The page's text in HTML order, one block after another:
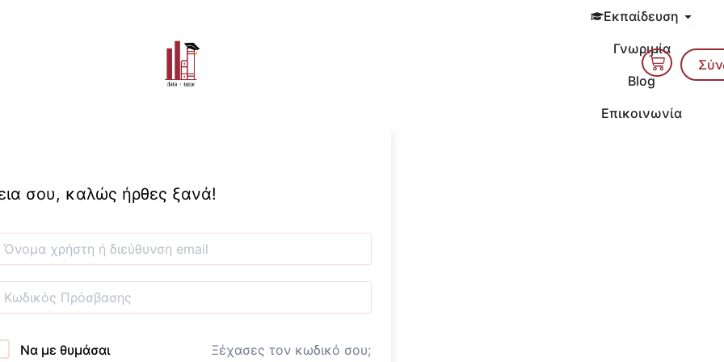
Εκπαίδευση Open
Γνωριμία
Blog
Επικοινωνία
Cart
σου, καλώς ήρθες ξανά!
Να με θυμάσαι Ξέχασες τον κωδικό σου;